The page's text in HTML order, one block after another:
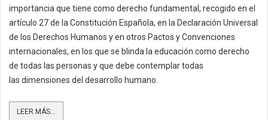
importancia que tiene como derecho fundamental, recogido en el
artículo 27 de la Constitución Española, en la Declaración Universal
de los Derechos Humanos y en otros Pactos y Convenciones
internacionales, en los que se blinda la educación como derecho
de todas las personas y que debe contemplar todas
las dimensiones del desarrollo humano.
LEER MÁS...